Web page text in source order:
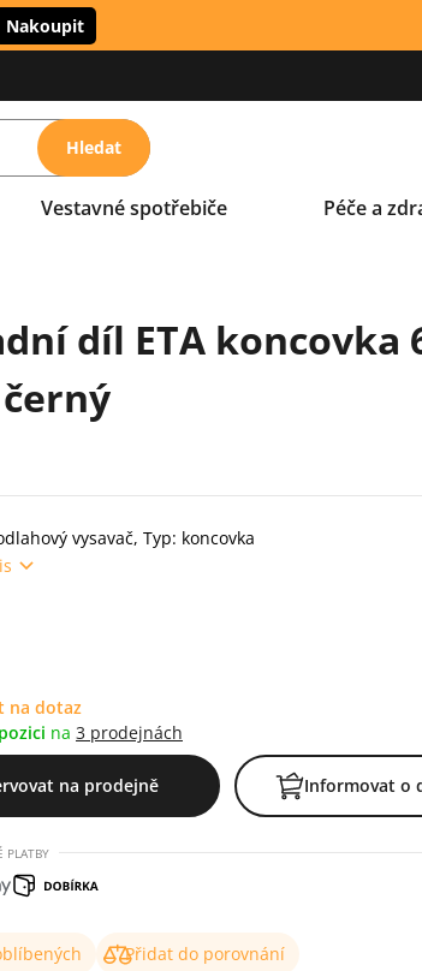
Nakoupit
Hledat
Vestavné spotřebiče Péče a
díl ETA koncovka
z 5 (9 recenzí)
vysavač, Typ: koncovka
na dotaz
na 3 prodejnách
na prodejně Informovat o
PLATBY
Přidat do porovnání